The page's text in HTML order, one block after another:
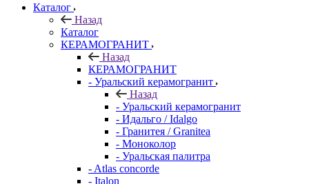
Каталог
Назад
Каталог
КЕРАМОГРАНИТ
Назад
КЕРАМОГРАНИТ
- Уральский керамогранит
Назад
- Уральский керамогранит
- Идальго / Idalgo
- Гранитея / Granitea
- Моноколор
- Уральская палитра
- Atlas concorde
- Italon